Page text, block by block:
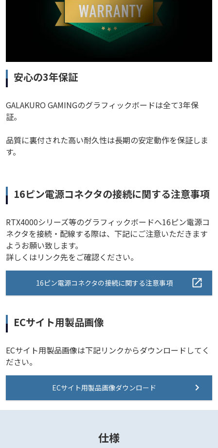
安心の3年保証
GALAKURO GAMINGのグラフィックボードは全て3年保
証。
品質に裏付された高い耐久性は長期の安定動作を保証しま
す。
16ピン電源コネクタの接続に関する注意事項
RTX4000シリーズ等のグラフィックボードへ16ピン電源コ
ネクタを接続・配線する際は、下記にご注意いただきます
ようお願い致します。
詳しくはリンク先をご確認ください。
16ピン電源コネクタの接続に関する注意事項
ECサイト用製品画像
ECサイト用製品画像は下記リンクからダウンロードしてく
ださい。
ECサイト用製品画像ダウンロード
仕様